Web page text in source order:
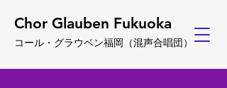
Chor Glauben Fukuoka
コール・グラウベン福岡 （混声合唱団）